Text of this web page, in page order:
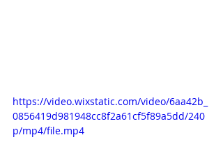
https://video.wixstatic.com/video/6aa42b_
0856419d981948cc8f2a61cf5f89a5dd/240
p/mp4/file.mp4